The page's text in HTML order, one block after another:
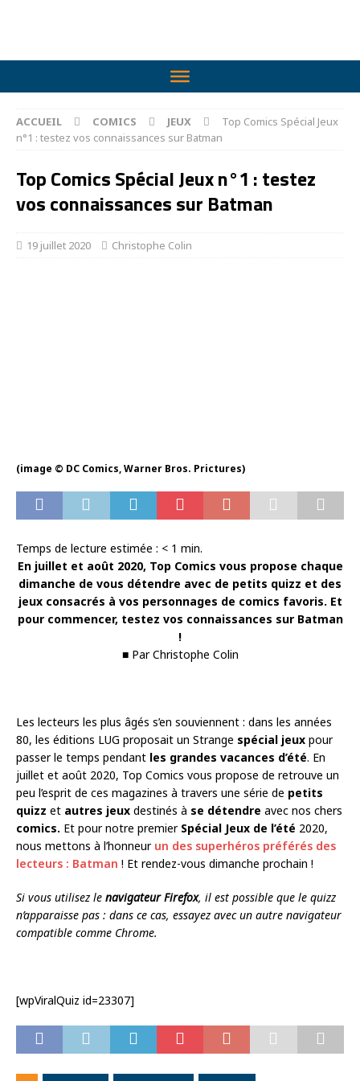
ACCUEIL COMICS JEUX
Top Comics Spécial Jeux
n°1 : testez vos connaissances sur Batman
Top Comics Spécial Jeux n°1 : testez
vos connaissances sur Batman
19 juillet 2020 Christophe Colin
(image © DC Comics, Warner Bros. Prictures)
Temps de lecture estimée : < 1 min.
En juillet et août 2020, Top Comics vous propose chaque
dimanche de vous détendre avec de petits quizz et des
jeux consacrés à vos personnages de comics favoris. Et
pour commencer, testez vos connaissances sur Batman
!
■ Par Christophe Colin
Les lecteurs les plus âgés s’en souviennent : dans les années
80, les éditions LUG proposait un Strange spécial jeux pour
passer le temps pendant les grandes vacances d’été. En
juillet et août 2020, Top Comics vous propose de retrouve un
peu l’esprit de ces magazines à travers une série de petits
quizz et autres jeux destinés à se détendre avec nos chers
comics. Et pour notre premier Spécial Jeux de l’été 2020,
nous mettons à l’honneur un des superhéros préférés des
lecteurs : Batman ! Et rendez-vous dimanche prochain !
Si vous utilisez le navigateur Firefox, il est possible que le quizz
n’apparaisse pas : dans ce cas, essayez avec un autre navigateur
compatible comme Chrome.
[wpViralQuiz id=23307]